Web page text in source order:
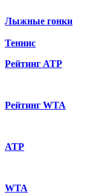
Лыжные гонки
Теннис
Рейтинг ATP
Рейтинг WTA
ATP
WTA